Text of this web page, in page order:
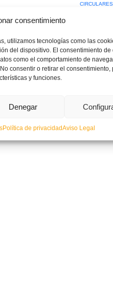
consentimiento
utilizamos tecnologías como las
del dispositivo. El consentimiento de
como el comportamiento de
consentir o retirar el consentimiento,
y funciones.
Denegar
Política de privacidadAviso Legal
Circular nº. 18, Competiciones
de Fútbol Sala